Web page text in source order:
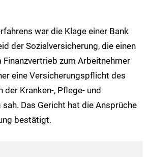
war die Klage einer Bank
der Sozialversicherung, die einen
zum Arbeitnehmer
eine Versicherungspflicht des
der Kranken-, Pflege- und
sah. Das Gericht hat die Ansprüche
bestätigt.